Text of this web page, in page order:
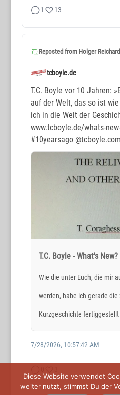
1 13
Reposted from Holger Reichard
tcboyle.de
T.C. Boyle vor 10 Jahren:
auf der Welt, das so ist
ich in die Welt der
www.tcboyle.de/whats-
#10yearsago@tcboyle.com
T.C. Boyle - What's
Wie die unter Euch, die mir
werden, habe ich gerade
Kurzgeschichte
7/28/2026, 10:57:42 AM
WORTMAX
www.wortmax.de
Buchvorstellungen und
www.wortmax.com
Das Kreativ-Netzwerk
KONTAKT
www.wortmax.net
Holger Reichard
SOCIAL MEDIA
Diese Website verwendet
weiter nutzt, stimmst Du der